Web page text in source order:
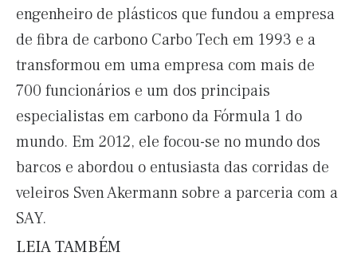
engenheiro de plásticos que fundou a empresa
de fibra de carbono Carbo Tech em 1993 e a
transformou em uma empresa com mais de
700 funcionários e um dos principais
especialistas em carbono da Fórmula 1 do
mundo. Em 2012, ele focou-se no mundo dos
barcos e abordou o entusiasta das corridas de
veleiros Sven Akermann sobre a parceria com a
SAY.
LEIA TAMBÉM